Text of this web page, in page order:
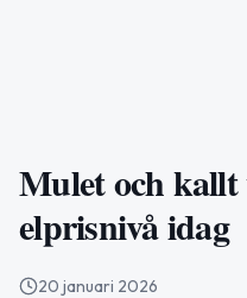
Mulet och kallt
elprisnivå idag
20 januari 2026